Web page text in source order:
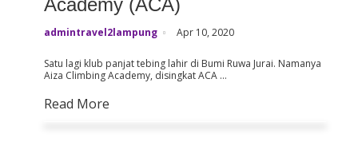
Academy (ACA)
admintravel2lampung Apr 10, 2020
Satu lagi klub panjat tebing lahir di Bumi Ruwa Jurai. Namanya
Aiza Climbing Academy, disingkat ACA …
Read More